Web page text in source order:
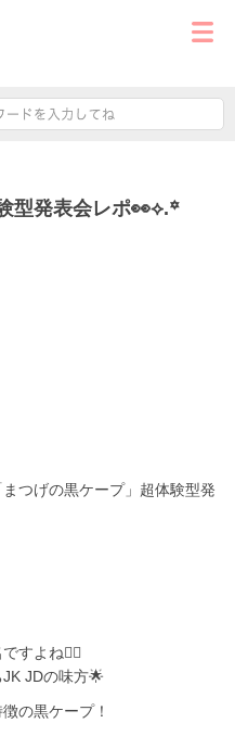
型発表会レポ👀⟡.꙳
つげの黒ケープ」超体験型発
すよね🙂‍↕️
JDの味方🌟
の黒ケープ！